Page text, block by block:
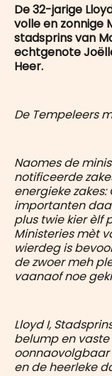
De 32-jarige
volle en zonnige
stadsprins van
echtgenote
Heer.
De Tempeleers
Naomes de
notificeerde
energieke
importanten
plus twie kier èlf
Ministeries mèt
wierdeg is
de zwoer meh
vaanaof noe
Lloyd I,
belump en
oonnaovolgbaar
en de heerleke